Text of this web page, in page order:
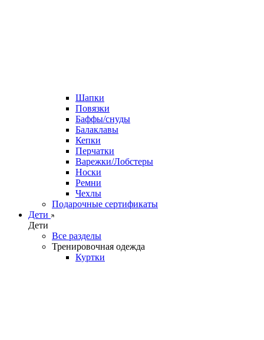
Шапки
Повязки
Баффы/снуды
Балаклавы
Кепки
Перчатки
Варежки/Лобстеры
Носки
Ремни
Чехлы
Подарочные сертификаты
Дети
Дети
Все разделы
Тренировочная одежда
Куртки